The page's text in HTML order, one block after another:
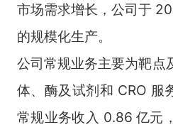
市场需求增长，公司于
的规模化生产。
公司常规业务主要为靶点
体、酶及试剂和 CRO 服
常规业务收入 0.86 亿元